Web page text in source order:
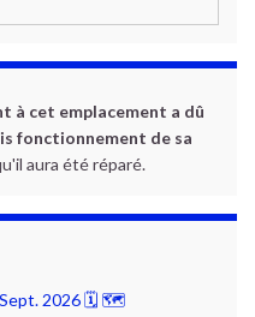
à cet emplacement a dû
fonctionnement de sa
aura été réparé.
Sept. 2026 🗓 🗺